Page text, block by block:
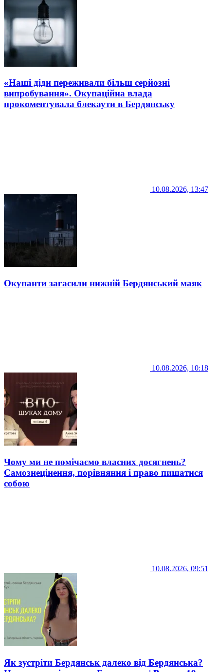
«Наші діди переживали більш серйозні
випробування». Окупаційна влада
прокоментувала блекаути в Бердянську
10.08.2026, 13:47
Окупанти загасили нижній Бердянський маяк
10.08.2026, 10:18
Чому ми не помічаємо власних досягнень?
Самознецінення, порівняння і право пишатися
собою
10.08.2026, 09:51
Як зустріти Бердянськ далеко від Бердянська?